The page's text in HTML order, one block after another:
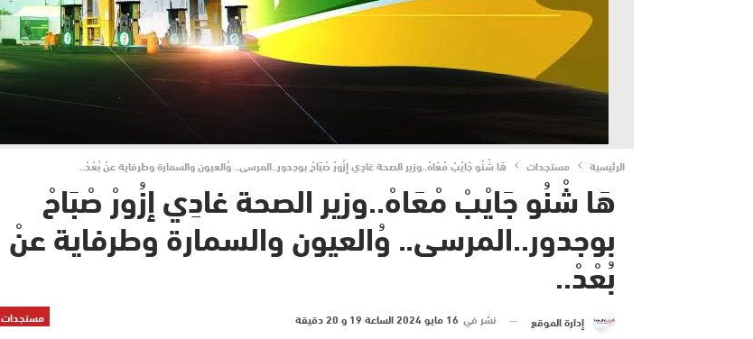
الرئيسية مستجدات هَا شْنُو جَايْبْ مْعَاهْ..وزير الصحة غادِي إزُورْ صْبَاحْ بوجدور..المرسى.. وُالعيون والسمارة وطرفاية عنْ بُعْدْ..
هَا شْنُو جَايْبْ مْعَاهْ..وزير الصحة غادِي إزُورْ صْبَاحْ
بوجدور..المرسى.. وُالعيون والسمارة وطرفاية عنْ
بُعْدْ..
مستجدات إدارة الموقع نشر في 16 مايو 2024 الساعة 19 و 20 دقيقة